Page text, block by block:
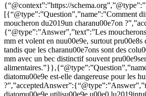
{“@context”:”https://
[{“@type”:”Question”,”name”:”Comment
moucheron du2019un charanu00e7on
{“@type”:”Answer”,”text”:”Les
mm et volent en nuu00e9e, surtout pru00e8s
tandis que les charanu00e7ons sont des
mm avec un bec distinctif souvent
diatomu00e9e est-elle dangereuse pour les
diatomu00e9e utilisu00e9e u00e0